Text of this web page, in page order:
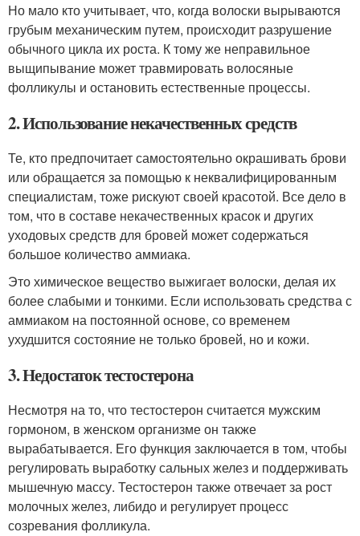
Но мало кто учитывает, что, когда волоски вырываются
грубым механическим путем, происходит разрушение
обычного цикла их роста. К тому же неправильное
выщипывание может травмировать волосяные
фолликулы и остановить естественные процессы.
2. Использование некачественных средств
Те, кто предпочитает самостоятельно окрашивать брови
или обращается за помощью к неквалифицированным
специалистам, тоже рискуют своей красотой. Все дело в
том, что в составе некачественных красок и других
уходовых средств для бровей может содержаться
большое количество аммиака.
Это химическое вещество выжигает волоски, делая их
более слабыми и тонкими. Если использовать средства с
аммиаком на постоянной основе, со временем
ухудшится состояние не только бровей, но и кожи.
3. Недостаток тестостерона
Несмотря на то, что тестостерон считается мужским
гормоном, в женском организме он также
вырабатывается. Его функция заключается в том, чтобы
регулировать выработку сальных желез и поддерживать
мышечную массу. Тестостерон также отвечает за рост
молочных желез, либидо и регулирует процесс
созревания фолликула.